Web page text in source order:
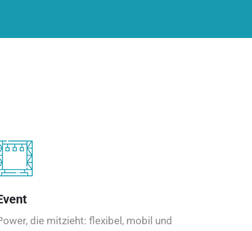
die mitzieht: flexibel, mobil und